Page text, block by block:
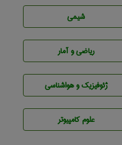
شيمی
ریاضی و آمار
ژئوفيزيك و هواشناسی
علوم کامپیوتر